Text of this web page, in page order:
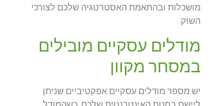
מושכלות ובהתאמת האסטרטגיה שלכם לצורכי
השוק.
מודלים עסקיים מובילים
במסחר מקוון
יש מספר מודלים עסקיים אפקטיביים שניתן